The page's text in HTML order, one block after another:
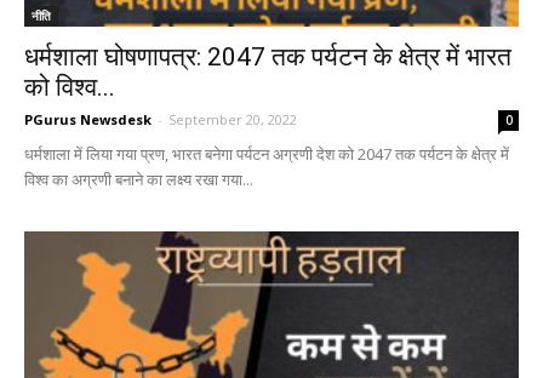
नीति
धर्मशाला घोषणापत्र: 2047 तक पर्यटन के क्षेत्र में भारत
को विश्‍व...
PGurus Newsdesk - September 20, 2022 0
धर्मशाला में लिया गया प्रण, भारत बनेगा पर्यटन अग्रणी देश को 2047 तक पर्यटन के क्षेत्र में
विश्‍व का अग्रणी बनाने का लक्ष्‍य रखा गया...